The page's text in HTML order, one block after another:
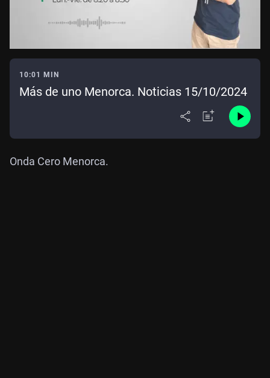
10:01 MIN
Más de uno Menorca. Noticias 15/10/2024
Onda Cero Menorca.